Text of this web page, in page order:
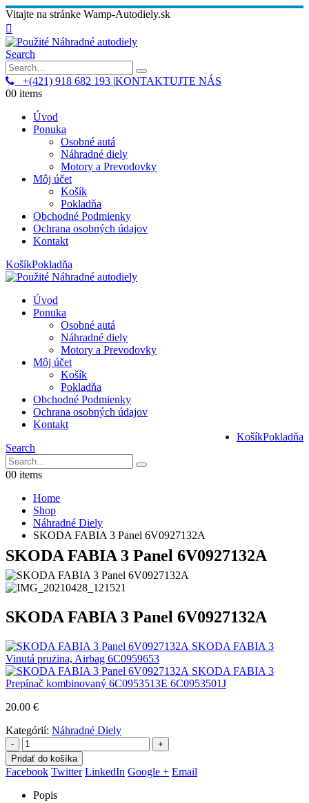
Vitajte na stránke Wamp-Autodiely.sk
Search
+(421) 918 682 193 |KONTAKTUJTE NÁS
00 items
Úvod
Ponuka
Osobné autá
Náhradné diely
Motory a Prevodovky
Môj účet
Košík
Pokladňa
Obchodné Podmienky
Ochrana osobných údajov
Kontakt
KošíkPokladňa
Úvod
Ponuka
Osobné autá
Náhradné diely
Motory a Prevodovky
Môj účet
Košík
Pokladňa
Obchodné Podmienky
Ochrana osobných údajov
Kontakt
KošíkPokladňa
Search
00 items
Home
Shop
Náhradné Diely
SKODA FABIA 3 Panel 6V0927132A
SKODA FABIA 3 Panel 6V0927132A
SKODA FABIA 3 Panel 6V0927132A
SKODA FABIA 3
Vinutá prużina, Airbag 6C0959653
SKODA FABIA 3
Prepínač kombinovaný 6C0953513E 6C0953501J
20.00 €
Kategórií: Náhradné Diely
-
+
Pridať do košíka
Facebook Twitter LinkedIn Google + Email
Popis